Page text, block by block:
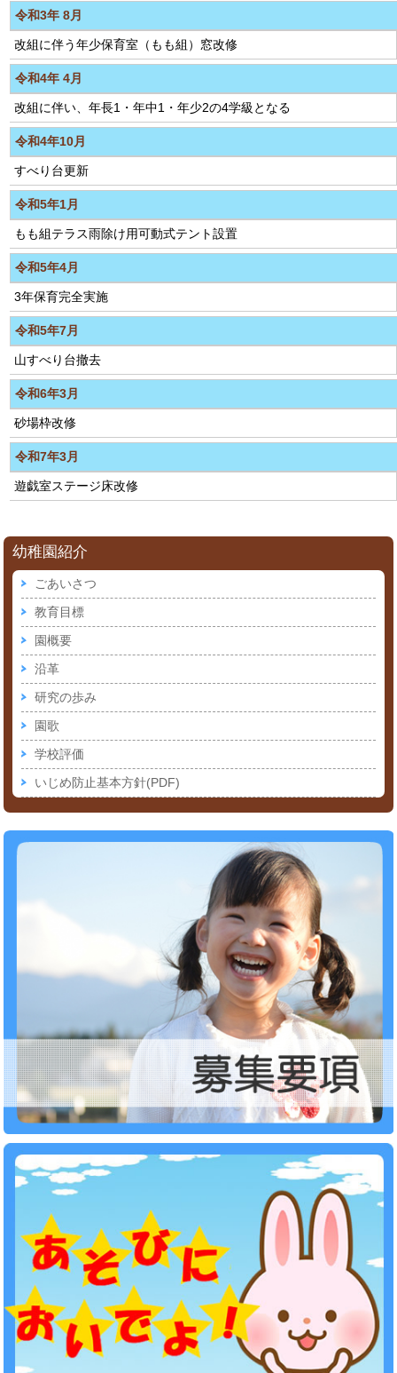
令和3年 8月
改組に伴う年少保育室（もも組）窓改修
令和4年 4月
改組に伴い、年長1・年中1・年少2の4学級となる
令和4年10月
すべり台更新
令和5年1月
もも組テラス雨除け用可動式テント設置
令和5年4月
3年保育完全実施
令和5年7月
山すべり台撤去
令和6年3月
砂場枠改修
令和7年3月
遊戯室ステージ床改修
幼稚園紹介
ごあいさつ
教育目標
園概要
沿革
研究の歩み
園歌
学校評価
いじめ防止基本方針(PDF)